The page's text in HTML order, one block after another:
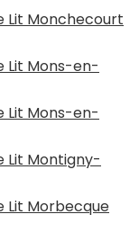
Lit Monchecourt
Lit Mons-en-
Lit Mons-en-
Lit Montigny-
Lit Morbecque